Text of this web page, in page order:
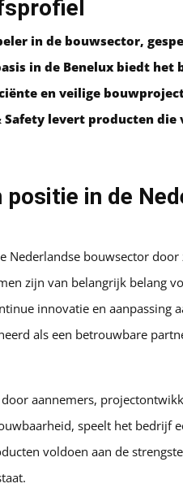
in de bouwsector,
in de Benelux biedt het
en veilige
levert producten die
positie in de
Nederlandse bouwsector
zijn van belangrijk belang
innovatie en aanpassing
als een betrouwbare
aannemers,
speelt het bedrijf
voldoen aan de